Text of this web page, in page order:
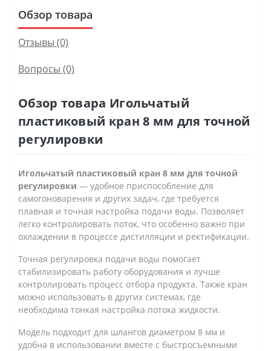
Обзор товара
Отзывы (0)
Вопросы (0)
Обзор товара Игольчатый
пластиковый кран 8 мм для точной
регулировки
Игольчатый пластиковый кран 8 мм для точной
регулировки — удобное приспособление для
самогоноварения и других задач, где требуется
плавная и точная настройка подачи воды. Позволяет
легко контролировать поток, что особенно важно при
охлаждении в процессе дистилляции и ректификации.
Точная регулировка подачи воды помогает
стабилизировать работу оборудования и лучше
контролировать процесс отбора продукта. Также кран
можно использовать в других системах, где
необходима тонкая настройка потока жидкости.
Модель подходит для шлангов диаметром 8 мм и
удобна в использовании вместе с быстросъемными